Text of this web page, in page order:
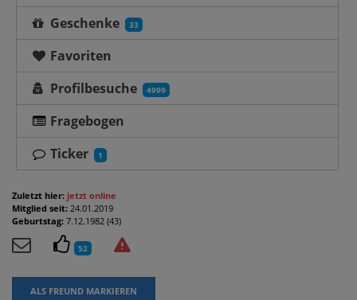
Geschenke 33
Favoriten
Profilbesuche
4999
Fragebogen
Ticker
1
Zuletzt hier: jetzt online
Mitglied seit: 24.01.2019
Geburtstag: 7.12.1982 (43)
52
ALS FREUND MARKIEREN